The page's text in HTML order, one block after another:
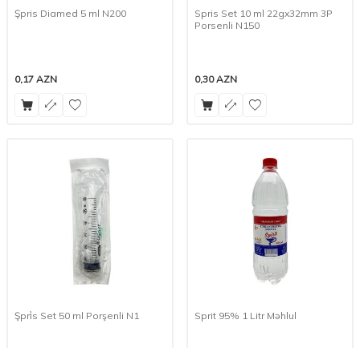
Şpris Diamed 5 ml N200
0,17 AZN
Spris Set 10 ml 22gx32mm 3P
Porsenli N150
0,30AZN
Şpri̇s Set 50 ml Porşenli N1 Sprit 95% 1 Litr Məhlul